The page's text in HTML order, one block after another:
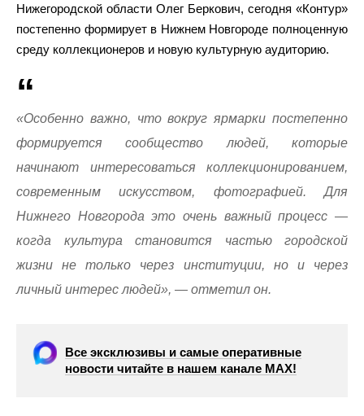
Нижегородской области Олег Беркович, сегодня «Контур»
постепенно формирует в Нижнем Новгороде полноценную
среду коллекционеров и новую культурную аудиторию.
«Особенно важно, что вокруг ярмарки постепенно
формируется сообщество людей, которые
начинают интересоваться коллекционированием,
современным искусством, фотографией. Для
Нижнего Новгорода это очень важный процесс —
когда культура становится частью городской
жизни не только через институции, но и через
личный интерес людей», — отметил он.
Все эксклюзивы и самые оперативные
новости читайте в нашем канале МАХ!